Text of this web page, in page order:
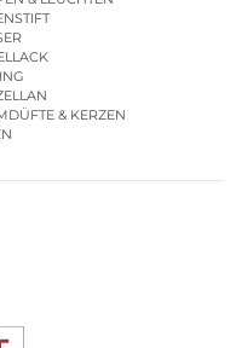
& KERZEN